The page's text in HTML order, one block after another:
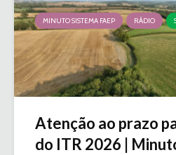
MINUTO SISTEMA FAEP RÁDIO
Atenção ao prazo
do ITR 2026 |